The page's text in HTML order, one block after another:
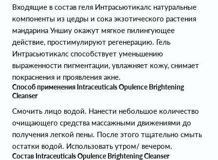
Входящие в состав геля Интрасьютикалс натуральные
компоненты из цедры и сока экзотического растения
мандарина Уншиу окажут мягкое пилингующее
действие, простимулируют регенерацию. Гель
Интрасьютикалс способствует уменьшению
выраженности пигментации, увлажняет кожу, снимает
покраснения и проявления акне.
Способ применения Intraceuticals Opulence Brightening
Cleanser
Смочить лицо водой. Нанести небольшое количество
очищающего средства массажными движениями до
получения легкой пены. После этого тщательно смыть
остатки водой. Использовать утром/ вечером.
Состав Intraceuticals Opulence Brightening Cleanser